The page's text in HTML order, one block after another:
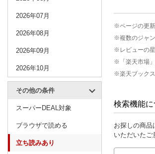
2026年07月
2026年08月
2026年09月
2026年10月
その他の条件
スーパーDEAL対象
ブラウザで読める
立ち読みあり
※ページの更
※複数のジャ
※レビューの
※「楽天市場
※楽天ブック
検索機能
お探しの商品
いただいたご